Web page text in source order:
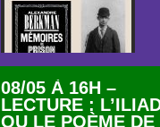
08/05 À 16H –
LECTURE :
OU LE POÈME DE